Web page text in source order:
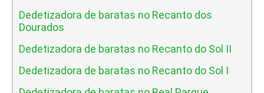
Dedetizadora de baratas no Recanto dos
Dourados
Dedetizadora de baratas no Recanto do Sol II
Dedetizadora de baratas no Recanto do Sol I